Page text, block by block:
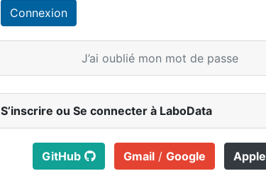
J’ai oublié mon mot de passe
S’inscrire ou Se connecter à LaboData
GitHub Gmail /Google Apple